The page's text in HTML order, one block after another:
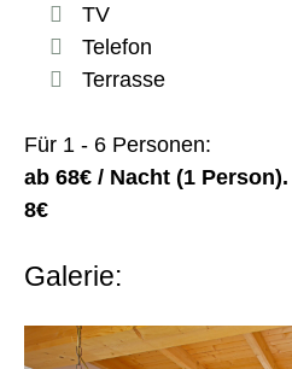
TV
Telefon
Terrasse
Für 1 - 6 Personen:
ab 68€ / Nacht (1
8€
Galerie: